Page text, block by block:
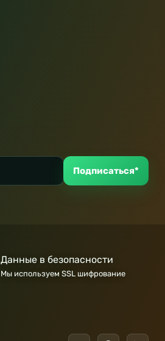
Подписаться*
Данные в безопасности
Мы используем SSL шифрование